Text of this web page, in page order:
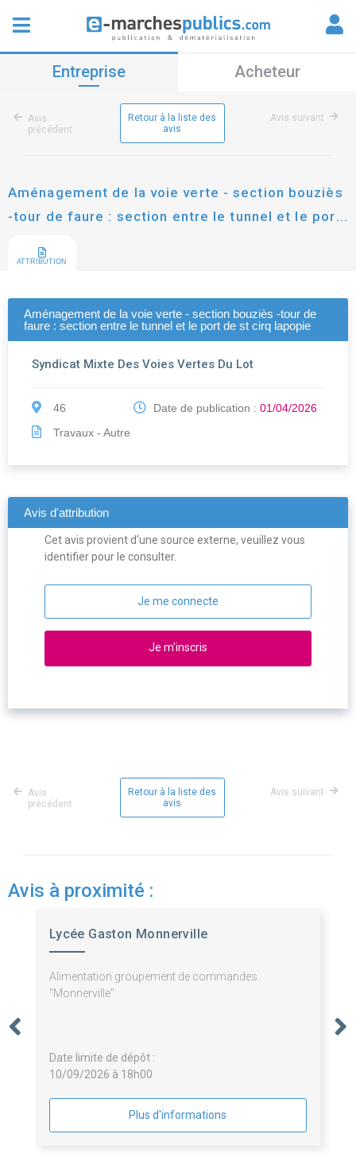
Entreprise Acheteur
Avis
précédent
Retour à la liste des
avis
Avis suivant
Aménagement de la voie verte - section bouziès
-tour de faure : section entre le tunnel et le port
ATTRIBUTION
Aménagement de la voie verte - section bouziès -tour de
faure : section entre le tunnel et le port de st cirq lapopie
Syndicat Mixte Des Voies Vertes Du Lot
46
Travaux - Autre
Date de publication :01/04/2026
Avis d'attribution
Cet avis provient d'une source externe, veuillez vous
identifier pour le consulter.
Je me connecte
Je m'inscris
Avis
précédent
Retour à la liste des
avis
Avis suivant
Avis à proximité :
Lycée Gaston Monnerville
Alimentation groupement de commandes
"Monnerville"
Date limite de dépôt :
10/09/2026 à 18h00
Plus d'informations